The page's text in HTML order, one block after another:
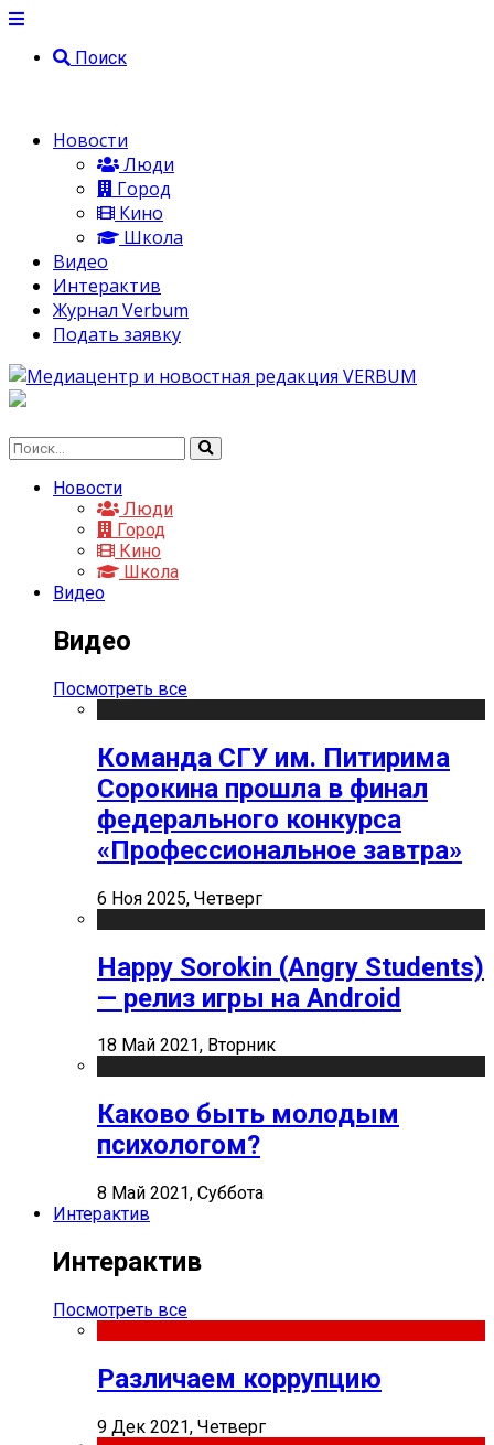
Поиск
Новости
Люди
Город
Кино
Школа
Видео
Интерактив
Журнал Verbum
Подать заявку
Новости
Люди
Город
Кино
Школа
Видео
Видео
Посмотреть все
Команда СГУ им. Питирима
Сорокина прошла в финал
федерального конкурса
«Профессиональное завтра»
6 Ноя 2025, Четверг
Happy Sorokin (Angry Students)
— релиз игры на Android
18 Май 2021, Вторник
Каково быть молодым
психологом?
8 Май 2021, Суббота
Интерактив
Интерактив
Посмотреть все
Различаем коррупцию
9 Дек 2021, Четверг